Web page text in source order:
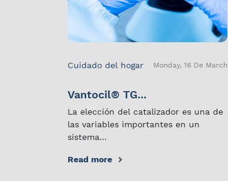
Cuidado del hogar Monday, 16 De March
Vantocil® TG...
La elección del catalizador es una de
las variables importantes en un
sistema...
Read more